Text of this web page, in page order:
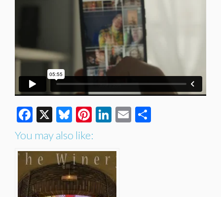
Facebook
X Bluesky
Pinterest
LinkedIn
Email
You may also like: